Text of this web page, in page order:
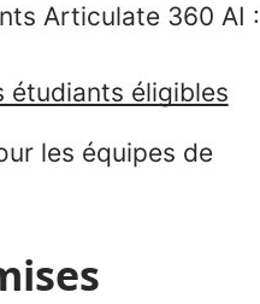
Articulate 360 AI :
étudiants éligibles
les équipes de